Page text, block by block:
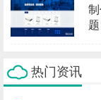
题
热门资讯